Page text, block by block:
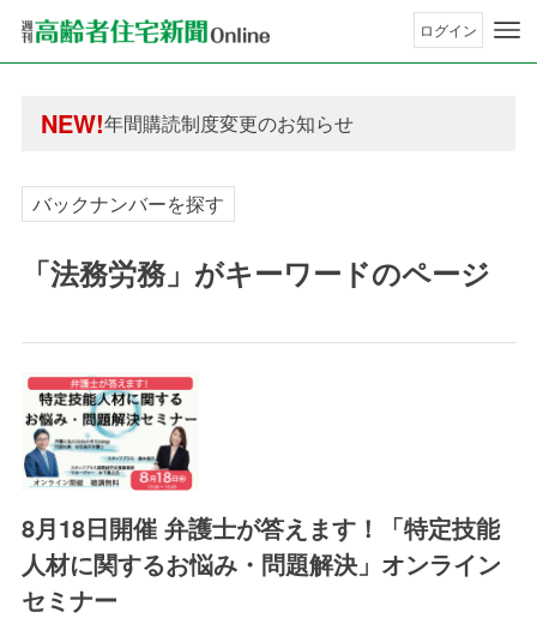
ログイン
NEW!
年間購読制度変更のお知らせ
年間購読制度変更のお知らせ
バックナンバーを探す
「法務労務」がキーワードのページ
8月18日開催 弁護士が答えます！「特定技能
人材に関するお悩み・問題解決」オンライン
セミナー